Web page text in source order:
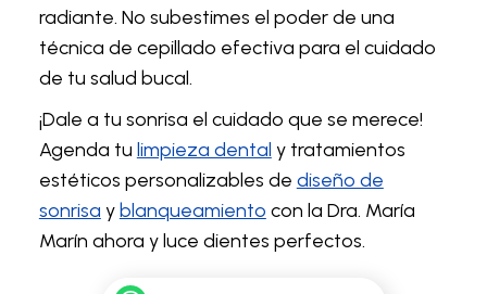
radiante. No subestimes el poder de una
técnica de cepillado efectiva para el cuidado
de tu salud bucal.
¡Dale a tu sonrisa el cuidado que se merece!
Agenda tu limpieza dental y tratamientos
estéticos personalizables de diseño de
sonrisa yblanqueamiento con la Dra. María
Marín ahora y luce dientes perfectos.